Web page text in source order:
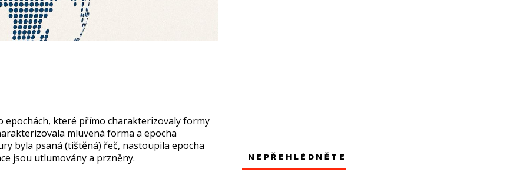
epochách, které přímo charakterizovaly formy
mluvená forma a epocha
byla psaná (tištěná) řeč, nastoupila epocha
jsou utlumovány a przněny.
NEPŘEHLÉDNĚTE